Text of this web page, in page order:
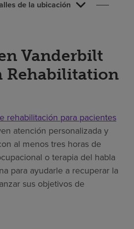
de la ubicación
Vanderbilt
Rehabilitation
rehabilitación para pacientes
atención personalizada y
al menos tres horas de
o terapia del habla
para ayudarle a recuperar la
sus objetivos de